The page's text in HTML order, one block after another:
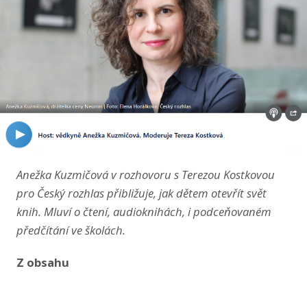
Anežka Kuzmičová v rozhovoru s Terezou Kostkovou
pro Český rozhlas přibližuje, jak dětem otevřít svět
knih. Mluví o čtení, audioknihách, i podceňovaném
předčítání ve školách.
Z obsahu